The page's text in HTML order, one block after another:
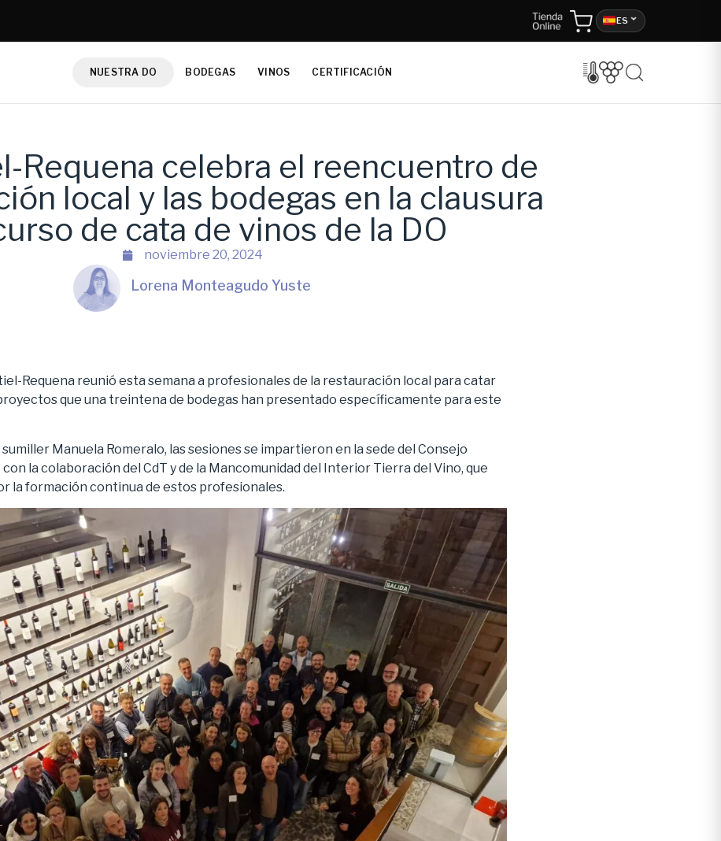
ES
NUESTRA DO BODEGAS VINOS CERTIFICACIÓN
Requena celebra el reencuentro de
local y las bodegas en la clausura
de cata de vinos de la DO
noviembre 20, 2024
Lorena Monteagudo Yuste
Requena reunió esta semana a profesionales de la restauración local para catar
que una treintena de bodegas han presentado específicamente para este
Manuela Romeralo, las sesiones se impartieron en la sede del Consejo
la colaboración del CdT y de la Mancomunidad del Interior Tierra del Vino, que
la formación continua de estos profesionales.